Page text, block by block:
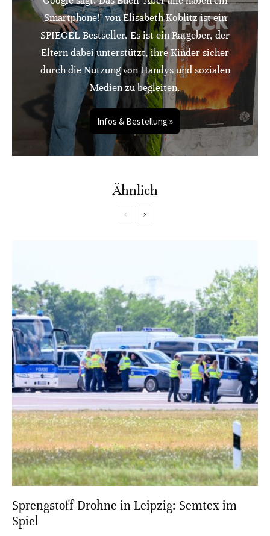
Smartphone!" von Elisabeth Koblitz ist ein
SPIEGEL-Bestseller. Es ist ein Ratgeber, der
Eltern dabei unterstützt, ihre Kinder sicher
durch die Nutzung von Handys und sozialen
Medien zu begleiten.
Infos & Bestellung »
Ähnlich
Sprengstoff-Drohne in Leipzig: Semtex im
Spiel